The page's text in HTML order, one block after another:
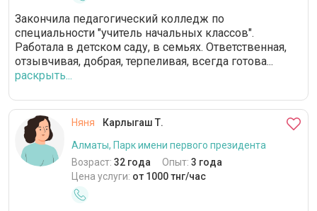
Закончила педагогический колледж по
специальности "учитель начальных классов".
Работала в детском саду, в семьях. Ответственная,
отзывчивая, добрая, терпеливая, всегда готова...
раскрыть...
Няня
Карлыгаш Т.
Алматы, Парк имени первого президента
Возраст: 32 года Опыт: 3 года
Цена услуги: от 1000 тнг/час